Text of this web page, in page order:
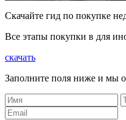
Скачайте гид по покупке
Все этапы покупки в для
скачать
Заполните поля ниже и мы